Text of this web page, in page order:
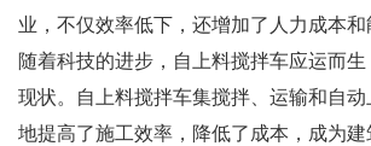
业，不仅效率低下，还增加了人力成本和
随着科技的进步， 自上料搅拌车应运而
现状。自上料搅拌车集搅拌、运输和自
地提高了施工效率，降低了成本，成为